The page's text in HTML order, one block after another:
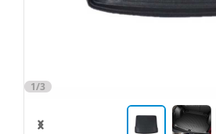
1/3